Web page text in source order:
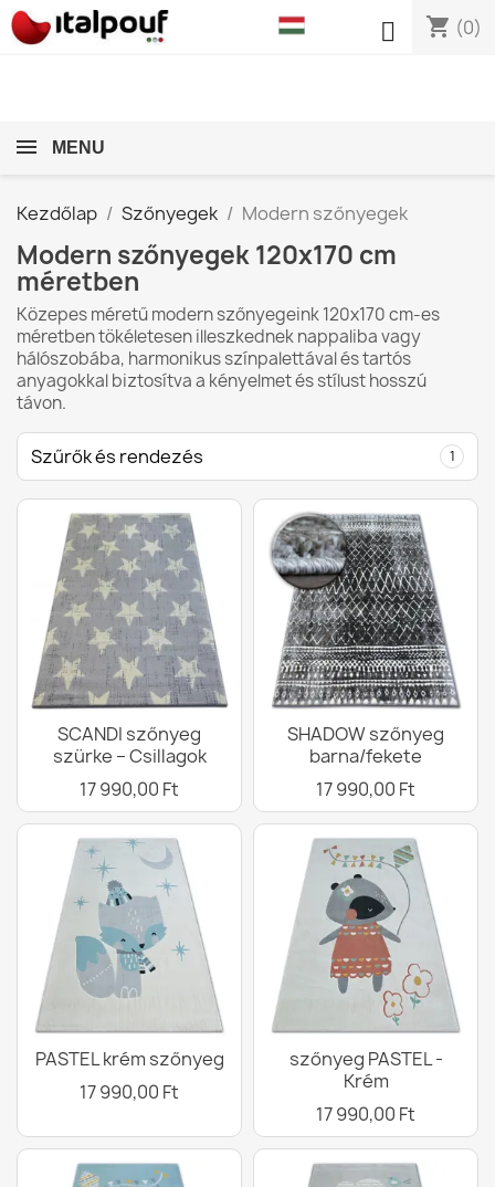
shopping_cart (0)

MENU
Kezdőlap Szőnyegek Modern szőnyegek
Modern szőnyegek 120x170 cm
méretben
Közepes méretű modern szőnyegeink 120x170 cm-es
méretben tökéletesen illeszkednek nappaliba vagy
hálószobába, harmonikus színpalettával és tartós
anyagokkal biztosítva a kényelmet és stílust hosszú
távon.
Szűrők és rendezés 1
SCANDI szőnyeg
szürke – Csillagok
17 990,00 Ft
SHADOW szőnyeg
barna/fekete
17 990,00 Ft
PASTEL krém szőnyeg
17 990,00 Ft
szőnyeg PASTEL -
Krém
17 990,00 Ft